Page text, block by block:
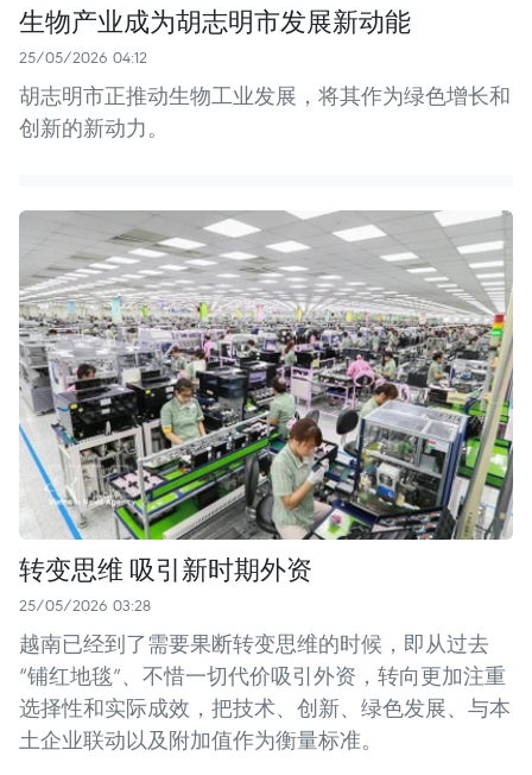
生物产业成为胡志明市发展新动能
25/05/2026 04:12
胡志明市正推动生物工业发展，将其作为绿色增长和
创新的新动力。
转变思维 吸引新时期外资
25/05/2026 03:28
越南已经到了需要果断转变思维的时候，即从过去
“铺红地毯”、不惜一切代价吸引外资，转向更加注重
选择性和实际成效，把技术、创新、绿色发展、与本
土企业联动以及附加值作为衡量标准。